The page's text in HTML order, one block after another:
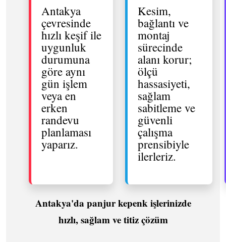
Antakya
çevresinde
hızlı keşif ile
uygunluk
durumuna
göre aynı
gün işlem
veya en
erken
randevu
planlaması
yaparız.
Kesim,
bağlantı ve
montaj
sürecinde
alanı korur;
ölçü
hassasiyeti,
sağlam
sabitleme ve
güvenli
çalışma
prensibiyle
ilerleriz.
Antakya'da panjur kepenk işlerinizde
hızlı, sağlam ve titiz çözüm